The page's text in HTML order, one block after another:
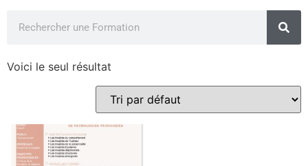
Voici le seul résultat